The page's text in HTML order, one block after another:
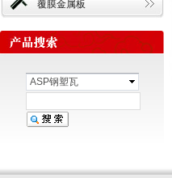
覆膜金属板
ASP钢塑瓦